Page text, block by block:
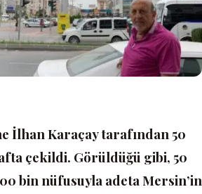
İlhan Karaçay tarafından 50
çekildi. Görüldüğü gibi, 50
bin nüfusuyla adeta Mersin’in